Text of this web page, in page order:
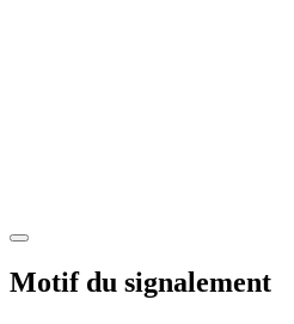
Motif du signalement